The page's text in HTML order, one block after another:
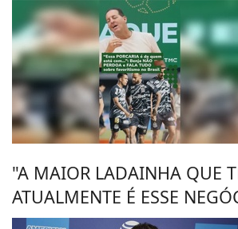
"A MAIOR LADAINHA QUE
ATUALMENTE É ESSE